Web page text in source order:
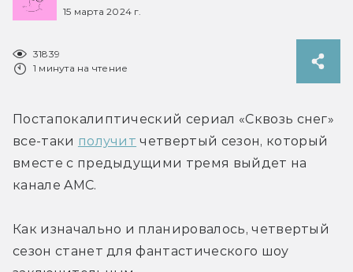
15 марта 2024 г.
31839
1 минута на чтение
Постапокалиптический сериал «Сквозь снег»
все-таки получит четвертый сезон, который
вместе с предыдущими тремя выйдет на
канале AMC.
Как изначально и планировалось, четвертый
сезон станет для фантастического шоу